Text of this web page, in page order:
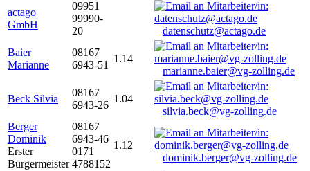
actago
GmbH
09951
99990-
20
datenschutz@actago.de
Baier
Marianne
08167
6943-51
1.14
marianne.baier@vg-zolling.de
Beck Silvia
08167
6943-26
1.04
silvia.beck@vg-zolling.de
Berger
Dominik
Erster
Bürgermeister
08167
6943-46
0171
4788152
1.12
dominik.berger@vg-zolling.de